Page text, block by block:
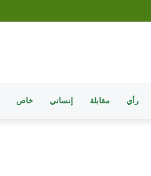
رأي مقابلة إنساني خاص